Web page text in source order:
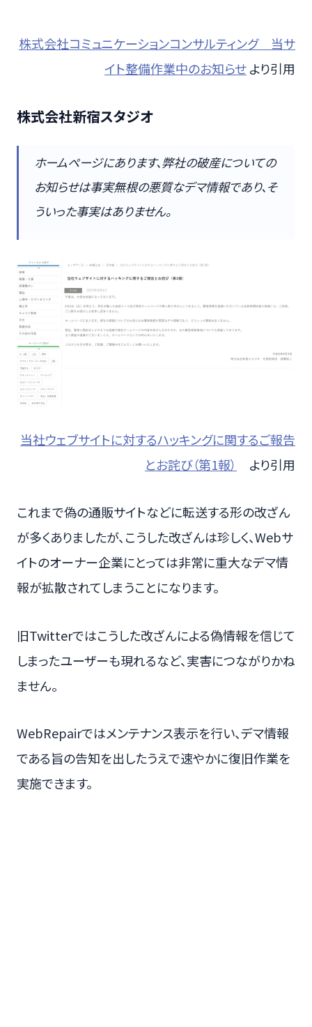
株式会社コミュニケーションコンサルティング 当サ
イト整備作業中のお知らせより引用
株式会社新宿スタジオ
ホームページにあります、弊社の破産についての
お知らせは事実無根の悪質なデマ情報であり、そ
ういった事実はありません。
当社ウェブサイトに対するハッキングに関するご報告
とお詫び（第1報）
より引用
これまで偽の通販サイトなどに転送する形の改ざん
が多くありましたが、こうした改ざんは珍しく、Webサ
イトのオーナー企業にとっては非常に重大なデマ情
報が拡散されてしまうことになります。
旧Twitterではこうした改ざんによる偽情報を信じて
しまったユーザーも現れるなど、実害につながりかね
ません。
WebRepairではメンテナンス表示を行い、デマ情報
である旨の告知を出したうえで速やかに復旧作業を
実施できます。